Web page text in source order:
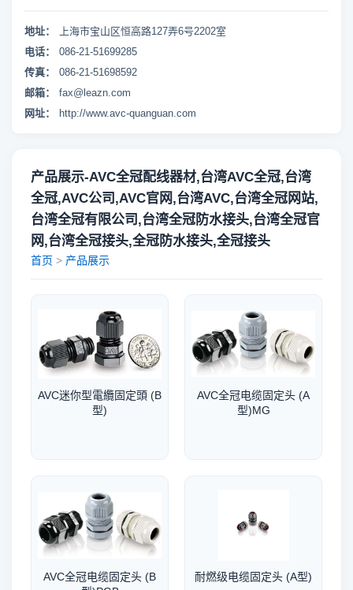
地址：
上海市宝山区恒高路127弄6号2202室
电话：
086-21-51699285
传真：
086-21-51698592
邮箱：
fax@leazn.com
网址：
http://www.avc-quanguan.com
产品展示-AVC全冠配线器材,台湾AVC全冠,台湾
全冠,AVC公司,AVC官网,台湾AVC,台湾全冠网站,
台湾全冠有限公司,台湾全冠防水接头,台湾全冠官
网,台湾全冠接头,全冠防水接头,全冠接头
首页 > 产品展示
AVC迷你型電纜固定頭 (B
型)
AVC全冠电缆固定头 (A
型)MG
AVC全冠电缆固定头 (B
耐燃级电缆固定头 (A型)